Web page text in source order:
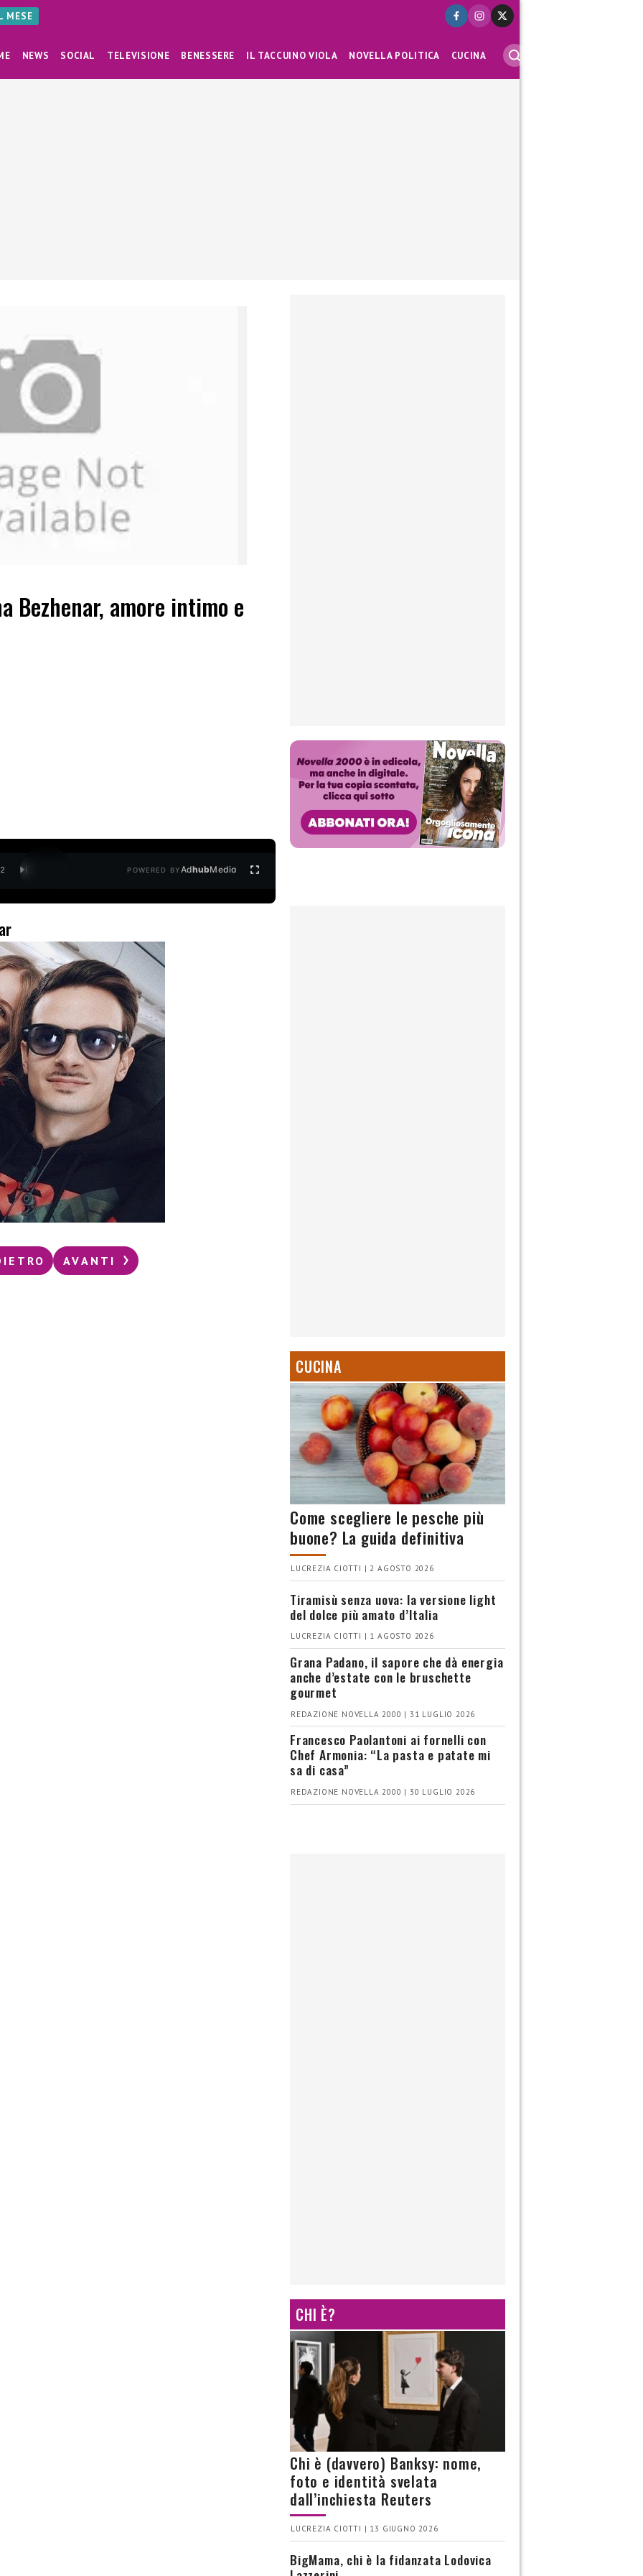
MESE
NEWS SOCIAL TELEVISIONE BENESSERE IL TACCUINO VIOLA NOVELLA POLITICA CUCINA
Bezhenar, amore intimo e
2 POWERED BYAdhubMedia
AVANTI
CUCINA
Come scegliere le pesche più
buone? La guida definitiva
LUCREZIA CIOTTI | 2 AGOSTO 2026
Tiramisù senza uova: la versione light
del dolce più amato d’Italia
LUCREZIA CIOTTI | 1 AGOSTO 2026
Grana Padano, il sapore che dà energia
anche d’estate con le bruschette
gourmet
REDAZIONE NOVELLA 2000 | 31 LUGLIO 2026
Francesco Paolantoni ai fornelli con
Chef Armonia: “La pasta e patate mi
sa di casa”
REDAZIONE NOVELLA 2000 | 30 LUGLIO 2026
CHI È?
Chi è (davvero) Banksy: nome,
foto e identità svelata
dall’inchiesta Reuters
LUCREZIA CIOTTI | 13 GIUGNO 2026
BigMama, chi è la fidanzata Lodovica